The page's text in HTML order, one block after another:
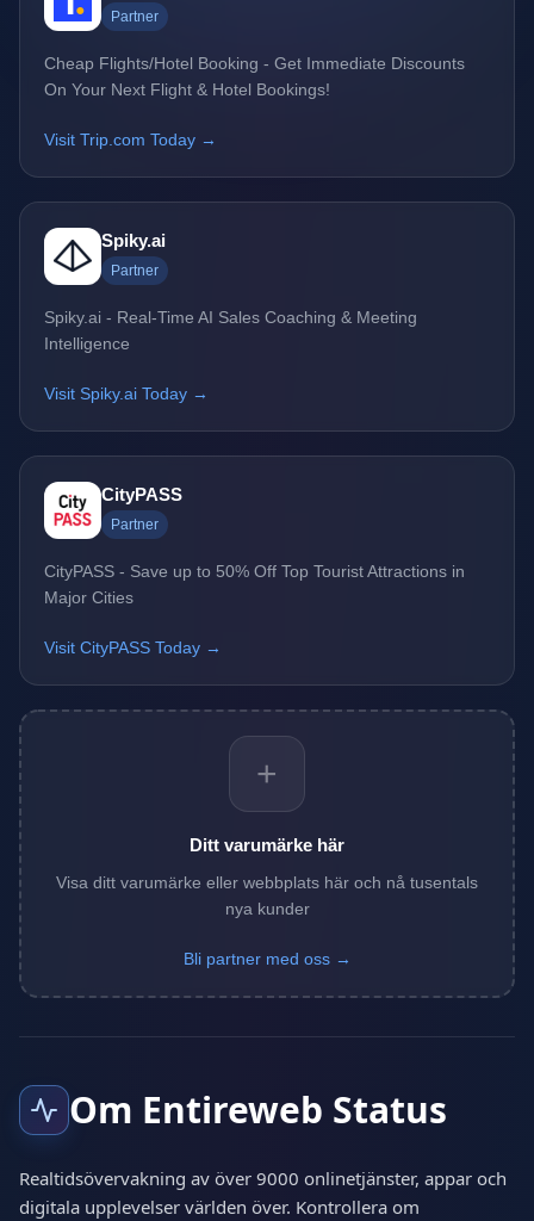
Partner
Cheap Flights/Hotel Booking - Get Immediate Discounts
On Your Next Flight & Hotel Bookings!
Visit Trip.com Today →
Spiky.ai
Partner
Spiky.ai - Real-Time AI Sales Coaching & Meeting
Intelligence
Visit Spiky.ai Today →
CityPASS
Partner
CityPASS - Save up to 50% Off Top Tourist Attractions in
Major Cities
Visit CityPASS Today →
+
Ditt varumärke här
Visa ditt varumärke eller webbplats här och nå tusentals
nya kunder
Bli partner med oss →
Om Entireweb Status
Realtidsövervakning av över 9000 onlinetjänster, appar och
digitala upplevelser världen över. Kontrollera om